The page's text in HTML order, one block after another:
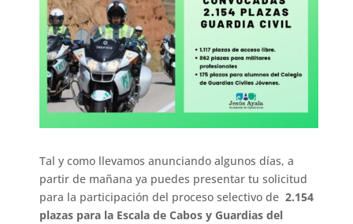
Tal y como llevamos anunciando algunos días, a
partir de mañana ya puedes presentar tu solicitud
para la participación del proceso selectivo de 2.154
plazas para la Escala de Cabos y Guardias del